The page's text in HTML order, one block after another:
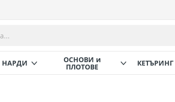
НАРДИ ОСНОВИ и
ПЛОТОВЕ КЕТЪРИНГ